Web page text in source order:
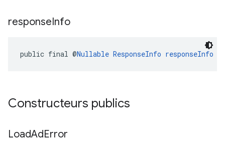
responseInfo
public final @Nullable ResponseInfo responseInfo
Constructeurs publics
LoadAdError